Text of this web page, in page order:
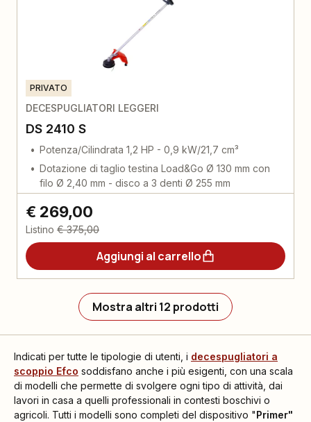
PRIVATO
DECESPUGLIATORI LEGGERI
DS 2410 S
Potenza/Cilindrata 1,2 HP - 0,9 kW/21,7 cm³
Dotazione di taglio testina Load&Go Ø 130 mm con
filo Ø 2,40 mm - disco a 3 denti Ø 255 mm
€ 269,00
Listino € 375,00
Aggiungi al carrello
Mostra altri 12 prodotti
Indicati per tutte le tipologie di utenti, i decespugliatori a
scoppio Efco soddisfano anche i più esigenti, con una scala
di modelli che permette di svolgere ogni tipo di attività, dai
lavori in casa a quelli professionali in contesti boschivi o
agricoli. Tutti i modelli sono completi del dispositivo "Primer"